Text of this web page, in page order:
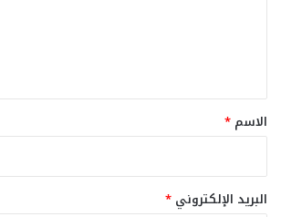
*
الاسم *
البريد الإلكتروني *